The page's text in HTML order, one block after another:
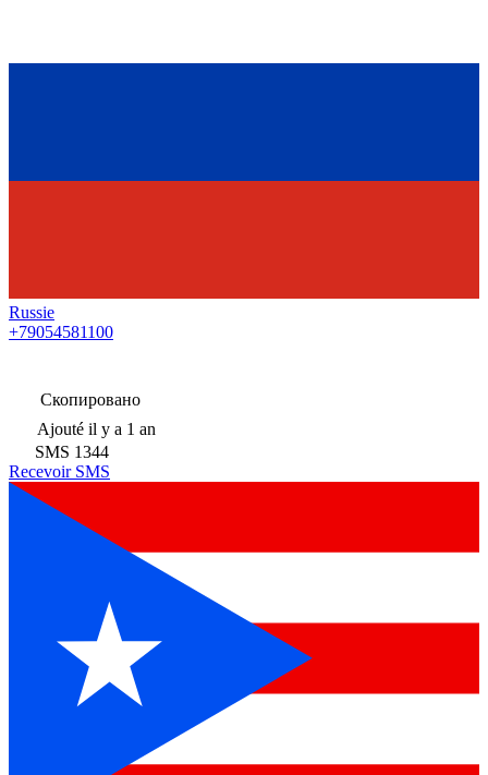
Russie
+79054581100
Скопировано
Ajouté il y a 1 an
SMS 1344
Recevoir SMS